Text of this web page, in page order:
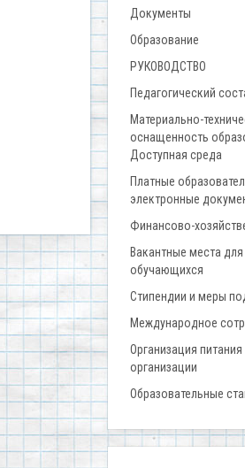
Документы
Образование
РУКОВОДСТВО
Педагогический
Материально-
оснащенность
Доступная среда
Платные
электронные
Финансово-
Вакантные места
обучающихся
Стипендии и меры
Международное
Организация
организации
Образовательные